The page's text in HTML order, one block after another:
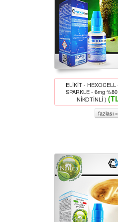
ELİKİT - HEXOCELL
SPARKLE - 6mg
NİKOTİNLİ )
fazlası »